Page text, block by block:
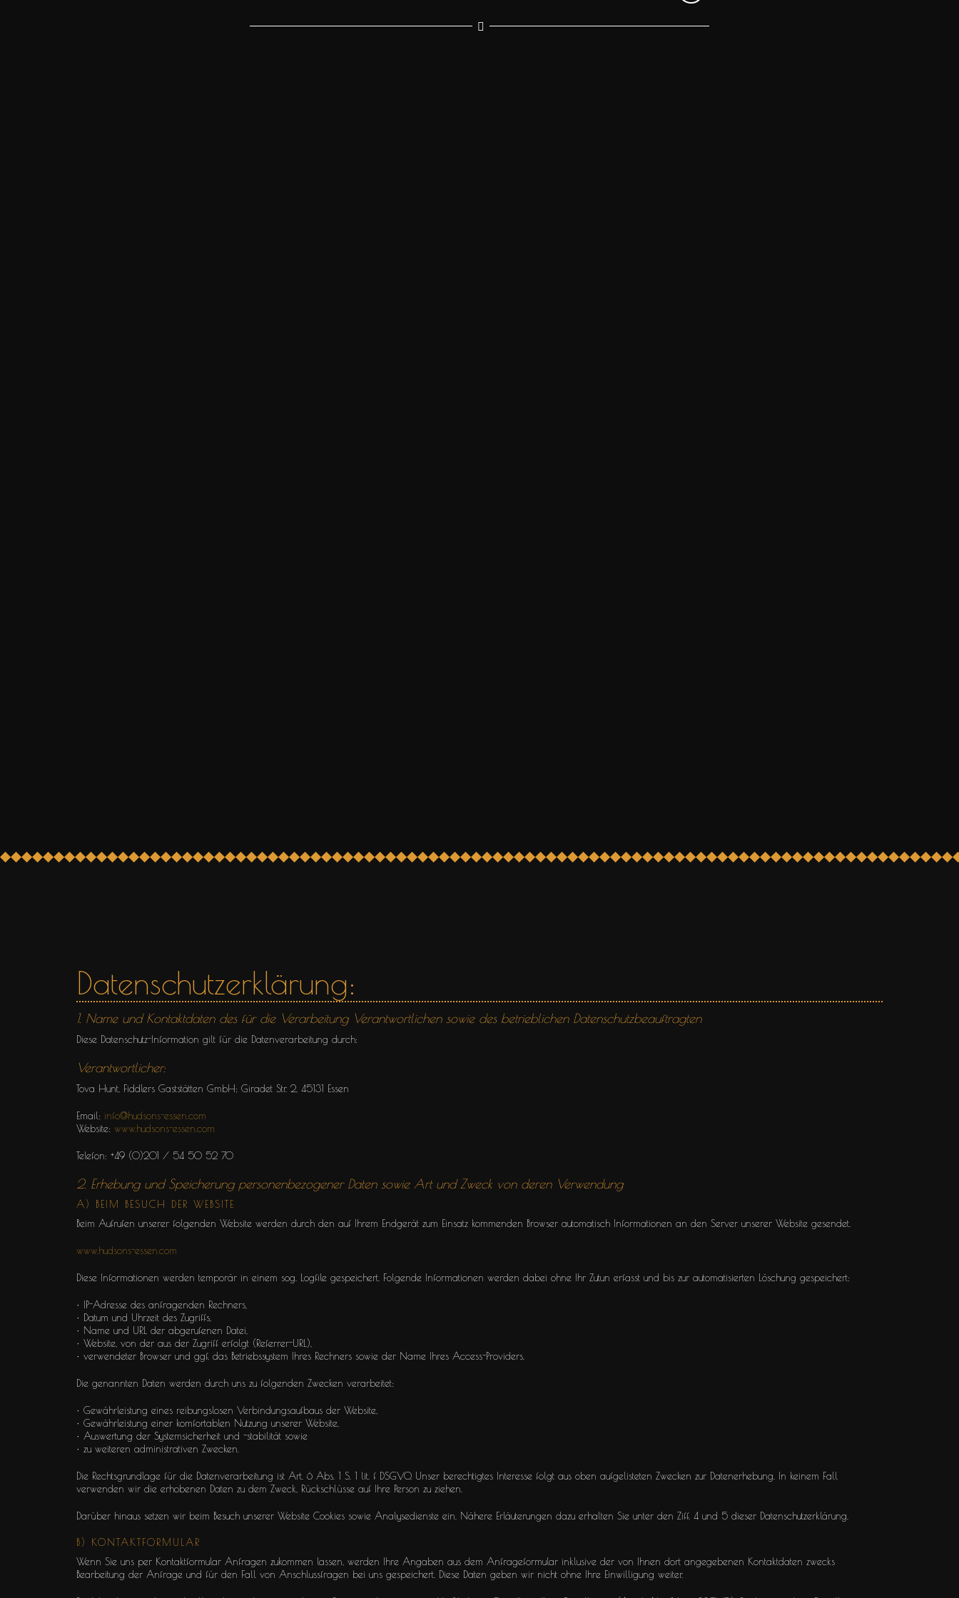
Datenschutzerklärung:
1. Name und Kontaktdaten des für die Verarbeitung Verantwortlichen sowie des betrieblichen Datenschutzbeauftragten
Diese Datenschutz-Information gilt für die Datenverarbeitung durch:
Verantwortlicher:
Tova Hunt, Fiddlers Gaststätten GmbH; Giradet Str. 2, 45131 Essen
Email: info@hudsons-essen.com
Website: www.hudsons-essen.com
Telefon: +49 (0)201 / 54 50 52 70
2. Erhebung und Speicherung personenbezogener Daten sowie Art und Zweck von deren Verwendung
A) BEIM BESUCH DER WEBSITE
Beim Aufrufen unserer folgenden Website werden durch den auf Ihrem Endgerät zum Einsatz kommenden Browser automatisch Informationen an den Server unserer Website gesendet.
www.hudsons-essen.com
Diese Informationen werden temporär in einem sog. Logfile gespeichert. Folgende Informationen werden dabei ohne Ihr Zutun erfasst und bis zur automatisierten Löschung gespeichert:
• IP-Adresse des anfragenden Rechners,
• Datum und Uhrzeit des Zugriffs,
• Name und URL der abgerufenen Datei,
• Website, von der aus der Zugriff erfolgt (Referrer-URL),
• verwendeter Browser und ggf. das Betriebssystem Ihres Rechners sowie der Name Ihres Access-Providers.
Die genannten Daten werden durch uns zu folgenden Zwecken verarbeitet:
• Gewährleistung eines reibungslosen Verbindungsaufbaus der Website,
• Gewährleistung einer komfortablen Nutzung unserer Website,
• Auswertung der Systemsicherheit und -stabilität sowie
• zu weiteren administrativen Zwecken.
Die Rechtsgrundlage für die Datenverarbeitung ist Art. 6 Abs. 1 S. 1 lit. f DSGVO. Unser berechtigtes Interesse folgt aus oben aufgelisteten Zwecken zur Datenerhebung. In keinem Fall
verwenden wir die erhobenen Daten zu dem Zweck, Rückschlüsse auf Ihre Person zu ziehen.
Darüber hinaus setzen wir beim Besuch unserer Website Cookies sowie Analysedienste ein. Nähere Erläuterungen dazu erhalten Sie unter den Ziff. 4 und 5 dieser Datenschutzerklärung.
B) KONTAKTFORMULAR
Wenn Sie uns per Kontaktformular Anfragen zukommen lassen, werden Ihre Angaben aus dem Anfrageformular inklusive der von Ihnen dort angegebenen Kontaktdaten zwecks
Bearbeitung der Anfrage und für den Fall von Anschlussfragen bei uns gespeichert. Diese Daten geben wir nicht ohne Ihre Einwilligung weiter.